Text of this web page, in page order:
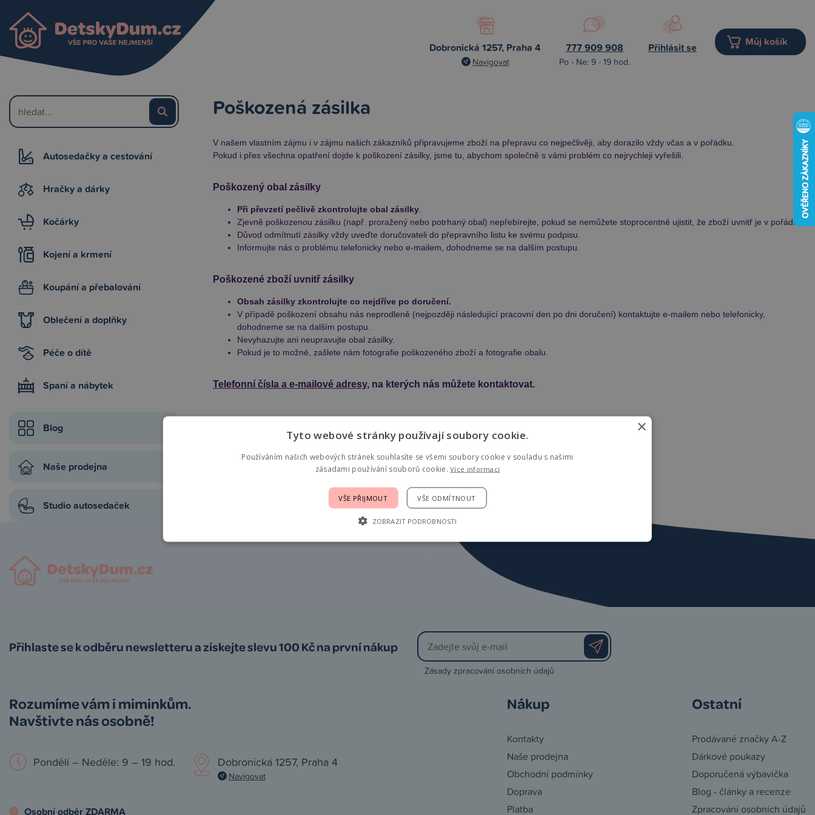
Dobronická 1257, Praha 4
Navigovat
777 909 908
Po - Ne: 9 - 19 hod.
Přihlásit se Můj košík
Autosedačky a cestování
Hračky a dárky
Kočárky
Kojení a krmení
Koupání a přebalování
Oblečení a doplňky
Péče o dítě
Spaní a nábytek
Blog
Naše prodejna
Studio autosedaček
Poškozená zásilka
V našem vlastním zájmu i v zájmu našich zákazníků připravujeme zboží na přepravu co nejpečlivěji, aby dorazilo vždy včas a v pořádku.
Pokud i přes všechna opatření dojde k poškození zásilky, jsme tu, abychom společně s vámi problém co nejrychleji vyřešili.
Poškozený obal zásilky
Při převzetí pečlivě zkontrolujte obal zásilky
Zjevně poškozenou zásilku (např. proražený nebo potrhaný obal) nepřebírejte, pokud se nemůžete stoprocentně ujistit, že zboží uvnitř je v pořádku.
Důvod odmítnutí zásilky vždy uveďte doručovateli do přepravního listu ke svému podpisu.
Informujte nás o problému telefonicky nebo e-mailem, dohodneme se na dalším postupu.
Poškozené zboží uvnitř zásilky
Obsah zásilky zkontrolujte co nejdříve po doručení.
V případě poškození obsahu nás neprodleně (nejpozději následující pracovní den po dni doručení) kontaktujte e-mailem nebo telefonicky,
dohodneme se na dalším postupu.
Nevyhazujte ani neupravujte obal zásilky.
Pokud je to možné, zašlete nám fotografie poškozeného zboží a fotografie obalu.
Telefonní čísla a e-mailové adresy, na kterých nás můžete kontaktovat.
Přihlaste se k odběru newsletteru a získejte slevu 100 Kč na první nákup
Zásady zpracování osobních údajů
Rozumíme vám i miminkům.
Navštivte nás osobně!
Pondělí – Neděle: 9 – 19 hod. Dobronická 1257, Praha 4
Navigovat
Osobní odběr ZDARMA
Nákup
Kontakty
Naše prodejna
Obchodní podmínky
Doprava
Platba
Ostatní
Prodávané značky A-Z
Dárkové poukazy
Doporučená výbavička
Blog - články a recenze
Zpracování osobních údajů
×
Tyto webové stránky používají soubory cookie.
Používáním našich webových stránek souhlasíte se všemi soubory cookie v souladu s našimi
zásadami používání souborů cookie.Více informací
VŠE PŘIJMOUT VŠE ODMÍTNOUT
ZOBRAZIT PODROBNOSTI